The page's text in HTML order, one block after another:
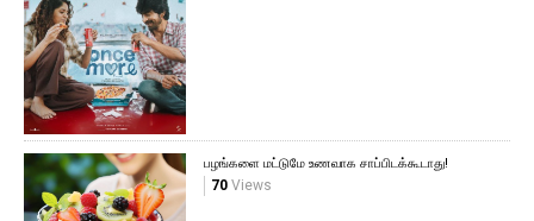
பழங்களை மட்டுமே உணவாக சாப்பிடக்கூடாது!
70Views